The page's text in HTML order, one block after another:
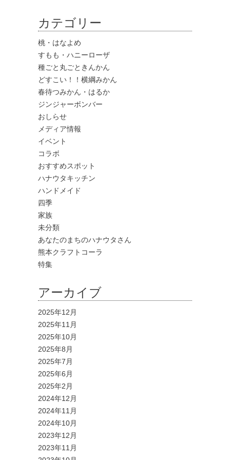
カテゴリー
桃・はなよめ
すもも・ハニーローザ
種ごと丸ごときんかん
どすこい！！横綱みかん
春待つみかん・はるか
ジンジャーボンバー
おしらせ
メディア情報
イベント
コラボ
おすすめスポット
ハナウタキッチン
ハンドメイド
四季
家族
未分類
あなたのまちのハナウタさん
熊本クラフトコーラ
特集
アーカイブ
2025年12月
2025年11月
2025年10月
2025年8月
2025年7月
2025年6月
2025年2月
2024年12月
2024年11月
2024年10月
2023年12月
2023年11月